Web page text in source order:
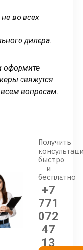
во всех
дилера.
оформите
свяжутся
вопросам.
Получить
быстро
и
бесплатно
+7
771
072
47
13